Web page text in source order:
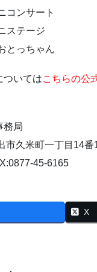
コンサート
ステージ
とっちゃん
ついてはこちらの公
務局
久米町一丁目14番
45-6165
X